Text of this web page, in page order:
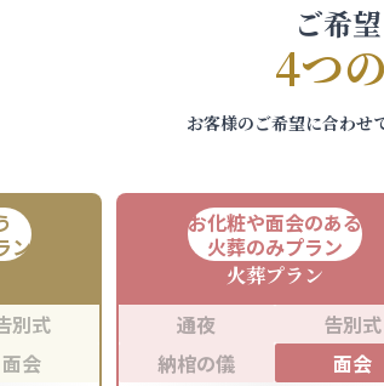
ご希
4つ
お客様のご希望に合わせ
ン
別式
面会
お化粧や面会のある
火葬のみプラン
火葬プラン
通夜
告別式
納棺の儀
面会